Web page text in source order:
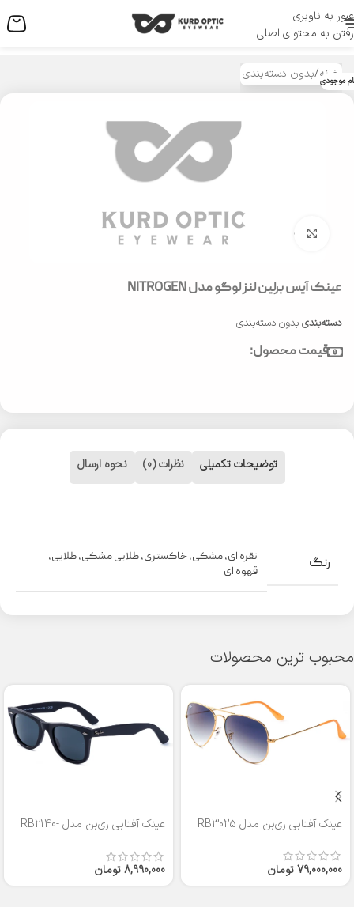
عبور به ناوبری
رفتن به محتوای اصلی
منو
خانه/بدون دسته‌بندی موجودی
بزرگنمایی تصویر
عینک آیس برلین لنز لوگو مدل NITROGEN
دسته‌بندی بدون دسته‌بندی
قیمت محصول:
توضیحات تکمیلی نظرات (0) نحوه ارسال
رنگ نقره ای,مشکی,خاکستری,طلایی مشکی,طلایی,
قهوه ای
محبوب ترین محصولات
عینک آفتابی ری‌بن مدل RB3025
79,000,000تومان
عینک آفتابی ری‌بن مدل RB2140-
8,990,000تومان